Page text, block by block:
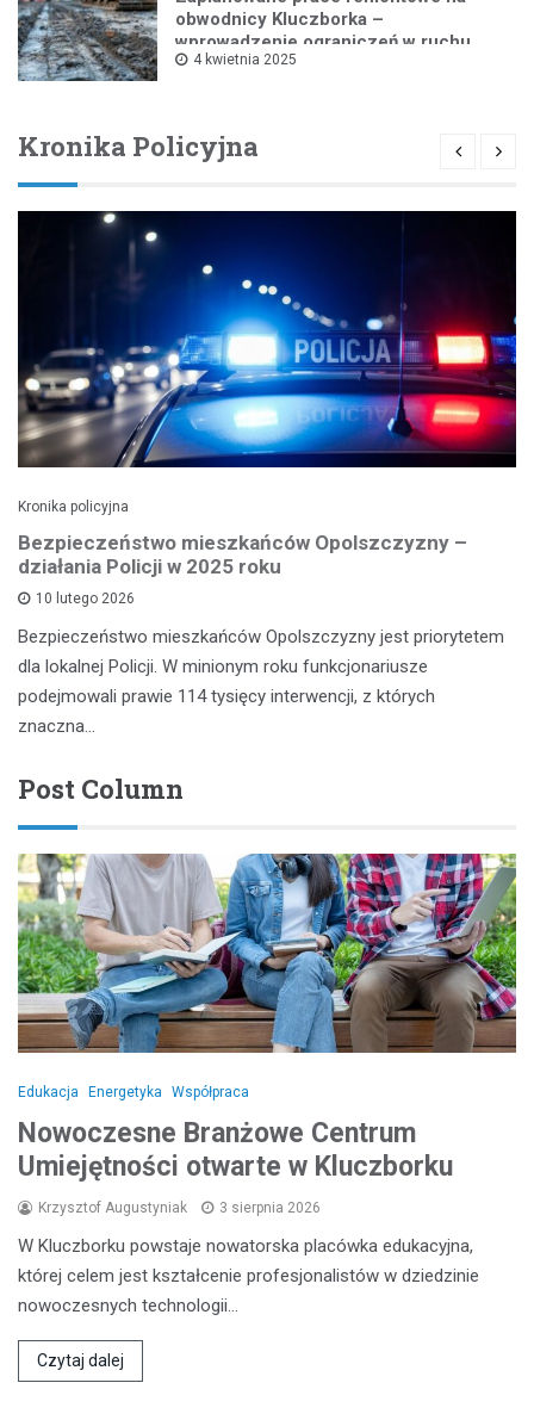
obwodnicy Kluczborka –
wprowadzenie ograniczeń w ruchu
drogowym
4 kwietnia 2025
Kronika Policyjna
Kronika policyjna
Bezpieczeństwo mieszkańców Opolszczyzny –
działania Policji w 2025 roku
10 lutego 2026
Bezpieczeństwo mieszkańców Opolszczyzny jest priorytetem
dla lokalnej Policji. W minionym roku funkcjonariusze
podejmowali prawie 114 tysięcy interwencji, z których
znaczna…
Post Column
Edukacja Energetyka Współpraca
Nowoczesne Branżowe Centrum
Umiejętności otwarte w Kluczborku
Krzysztof Augustyniak 3 sierpnia 2026
W Kluczborku powstaje nowatorska placówka edukacyjna,
której celem jest kształcenie profesjonalistów w dziedzinie
nowoczesnych technologii…
Czytaj dalej